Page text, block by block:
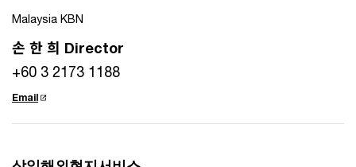
Malaysia KBN
손 한 희 Director
+60 3 2173 1188
Email